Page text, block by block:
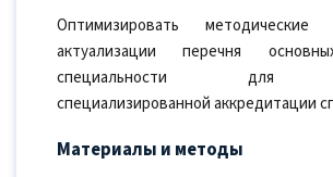
Оптимизировать
актуализации перечня
специальности для
специализированной аккредитации
Материалы и методы